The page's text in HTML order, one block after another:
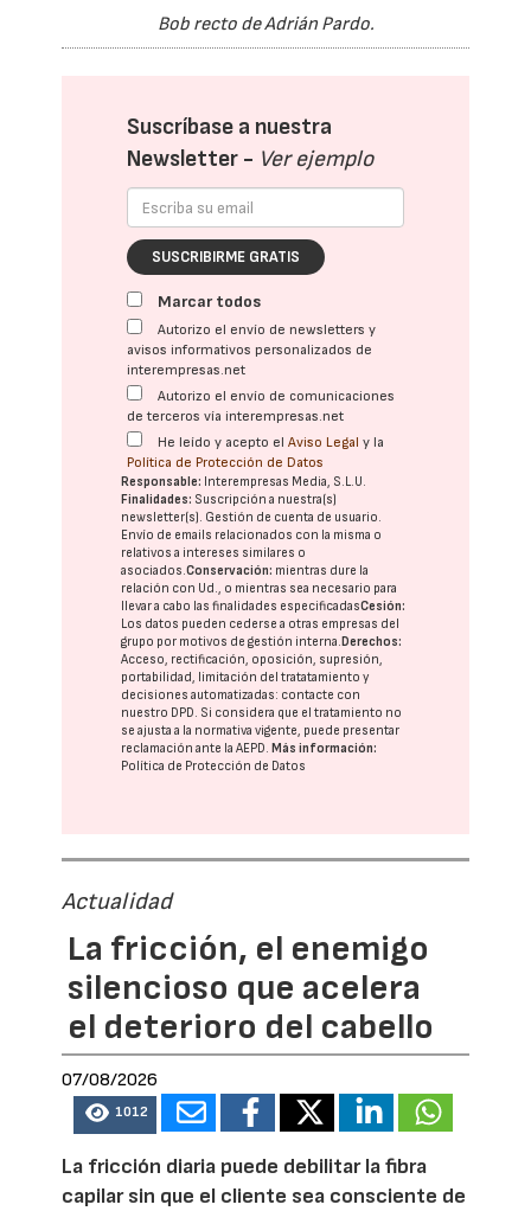
Bob recto de Adrián Pardo.
Suscríbase a nuestra
Newsletter - Ver ejemplo
SUSCRIBIRME GRATIS
Marcar todos
Autorizo el envío de newsletters y
avisos informativos personalizados de
interempresas.net
Autorizo el envío de comunicaciones
de terceros vía interempresas.net
He leído y acepto elAviso Legal y la
Política de Protección de Datos
Responsable: Interempresas Media, S.L.U.
Finalidades: Suscripción a nuestra(s)
newsletter(s). Gestión de cuenta de usuario.
Envío de emails relacionados con la misma o
relativos a intereses similares o
asociados.Conservación: mientras dure la
relación con Ud., o mientras sea necesario para
llevar a cabo las finalidades especificadasCesión:
Los datos pueden cederse a otras empresas del
grupo por motivos de gestión interna. Derechos:
Acceso, rectificación, oposición, supresión,
portabilidad, limitación del tratatamiento y
decisiones automatizadas: contacte con
nuestro DPD. Si considera que el tratamiento no
se ajusta a la normativa vigente, puede presentar
reclamación ante laAEPD. Más información:
Política de Protección de Datos
Actualidad
La fricción, el enemigo
silencioso que acelera
el deterioro del cabello
07/08/2026
1012
La fricción diaria puede debilitar la fibra
capilar sin que el cliente sea consciente de